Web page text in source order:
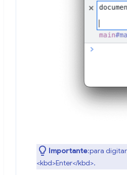
Importante:para
<kbd>Enter</kbd>.